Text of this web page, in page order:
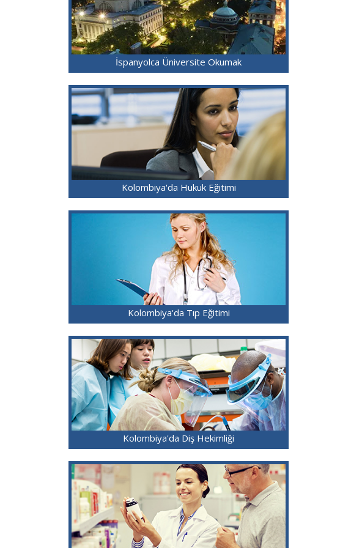
İspanyolca Üniversite Okumak
Kolombiya'da Hukuk Eğitimi
Kolombiya'da Tıp Eğitimi
Kolombiya'da Diş Hekimliği